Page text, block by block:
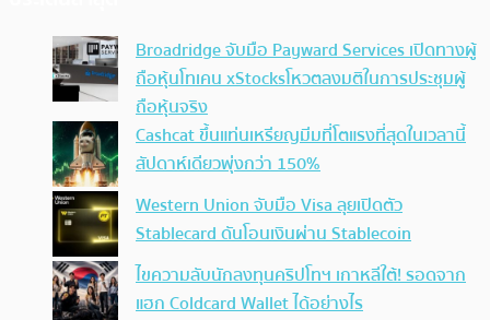
Broadridge จับมือ Payward Services เปิดทางผู้
ถือหุ้นโทเคน xStocksโหวตลงมติในการประชุมผู้
ถือหุ้นจริง
Cashcat ขึ้นแท่นเหรียญมีมที่โตแรงที่สุดในเวลานี้
สัปดาห์เดียวพุ่งกว่า 150%
Western Union จับมือ Visa ลุยเปิดตัว
Stablecard ดันโอนเงินผ่าน Stablecoin
ไขความลับนักลงทุนคริปโทฯ เกาหลีใต้! รอดจาก
แฮก Coldcard Wallet ได้อย่างไร